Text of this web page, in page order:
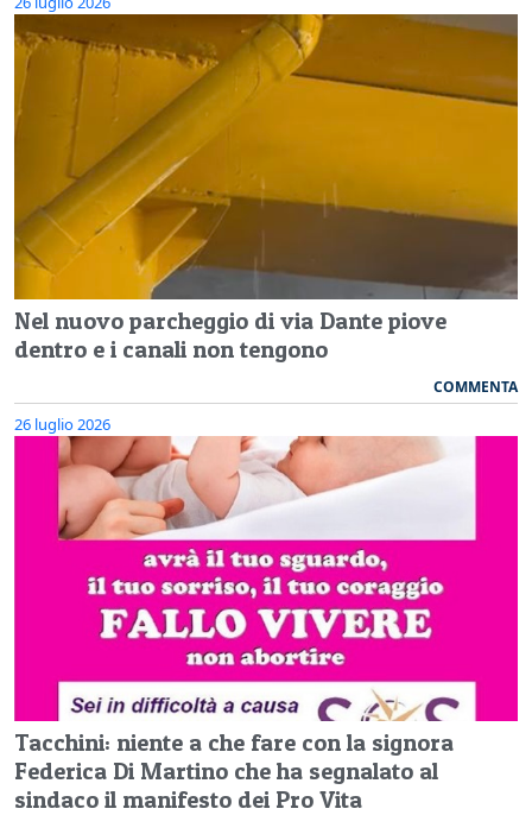
Nel nuovo parcheggio di via Dante piove
dentro e i canali non tengono
COMMENTA
26 luglio 2026
Tacchini: niente a che fare con la signora
Federica Di Martino che ha segnalato al
sindaco il manifesto dei Pro Vita